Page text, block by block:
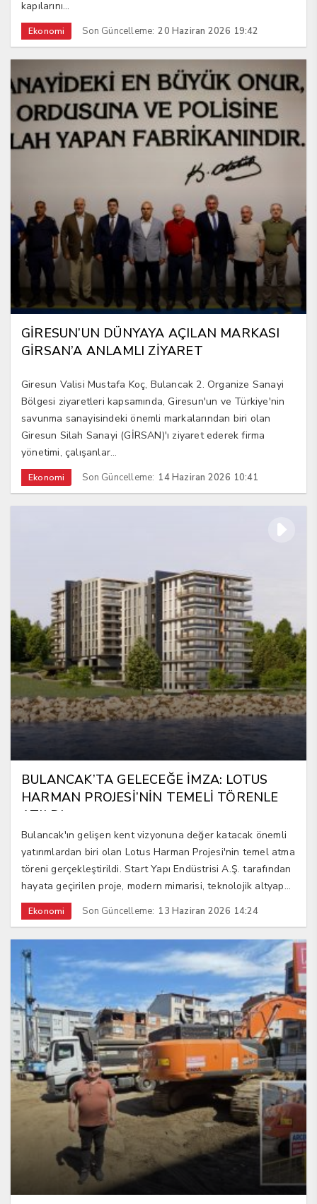
kapılarını...
Ekonomi Son Güncelleme: 20 Haziran 2026 19:42
GİRESUN’UN DÜNYAYA AÇILAN MARKASI
GİRSAN’A ANLAMLI ZİYARET
Giresun Valisi Mustafa Koç, Bulancak 2. Organize Sanayi
Bölgesi ziyaretleri kapsamında, Giresun'un ve Türkiye'nin
savunma sanayisindeki önemli markalarından biri olan
Giresun Silah Sanayi (GİRSAN)'ı ziyaret ederek firma
yönetimi, çalışanlar...
Ekonomi Son Güncelleme: 14 Haziran 2026 10:41
BULANCAK’TA GELECEĞE İMZA: LOTUS
HARMAN PROJESİ’NİN TEMELİ TÖRENLE
ATILDI
Bulancak'ın gelişen kent vizyonuna değer katacak önemli
yatırımlardan biri olan Lotus Harman Projesi'nin temel atma
töreni gerçekleştirildi. Start Yapı Endüstrisi A.Ş. tarafından
hayata geçirilen proje, modern mimarisi, teknolojik altyap...
Ekonomi Son Güncelleme: 13 Haziran 2026 14:24